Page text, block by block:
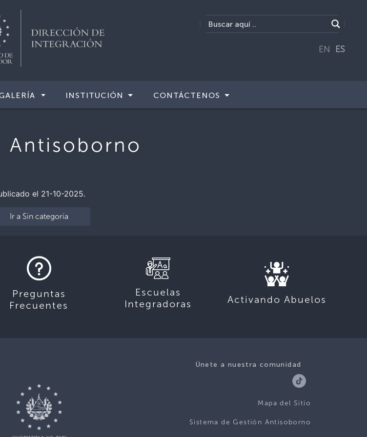
EN ES
INSTITUCIÓN CONTÁCTENOS
Antisoborno
el 21-10-2025.
Ir a Sin categoría
Preguntas
Frecuentes
Escuelas
Integradoras
Activando Abuelos
Únete a nuestra comunidad
Mapa del Sitio
Sistema de Gestión Antisoborno